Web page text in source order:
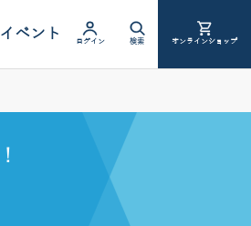
ベント ログイン 検索 オンラインショップ